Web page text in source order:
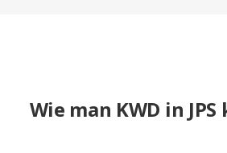
Wie man KWD in